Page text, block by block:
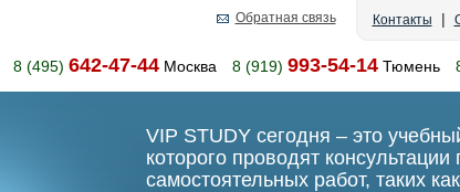
Контакты |
Обратная связь
8 (495) 642-47-44Москва 8 (919) 993-54-14Тюмень
VIP STUDY сегодня – это
которого проводят
самостоятельных работ, таких